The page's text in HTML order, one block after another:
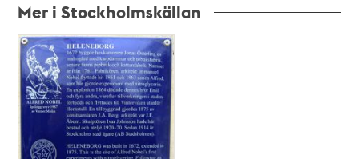
Mer i Stockholmskällan
Relaterade
poster
och
teman